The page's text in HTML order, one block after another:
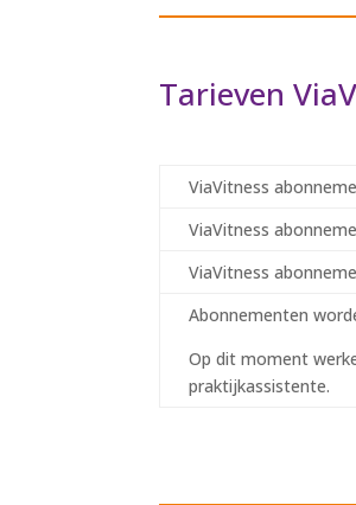
Tarieven
ViaVitness
ViaVitness
ViaVitness
Abonnementen
Op dit moment
praktijkassistente.